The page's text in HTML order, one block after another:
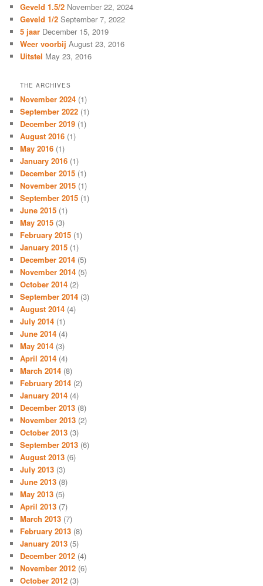
Geveld 1.5/2 November 22, 2024
Geveld 1/2 September 7, 2022
5 jaar December 15, 2019
Weer voorbij August 23, 2016
Uitstel May 23, 2016
THE ARCHIVES
November 2024 (1)
September 2022 (1)
December 2019 (1)
August 2016 (1)
May 2016 (1)
January 2016 (1)
December 2015 (1)
November 2015 (1)
September 2015 (1)
June 2015 (1)
May 2015 (3)
February 2015 (1)
January 2015 (1)
December 2014 (5)
November 2014 (5)
October 2014 (2)
September 2014 (3)
August 2014 (4)
July 2014 (1)
June 2014 (4)
May 2014 (3)
April 2014 (4)
March 2014 (8)
February 2014 (2)
January 2014 (4)
December 2013 (8)
November 2013 (2)
October 2013 (3)
September 2013 (6)
August 2013 (6)
July 2013 (3)
June 2013 (8)
May 2013 (5)
April 2013 (7)
March 2013 (7)
February 2013 (8)
January 2013 (5)
December 2012 (4)
November 2012 (6)
October 2012 (3)